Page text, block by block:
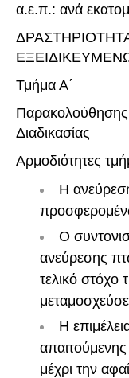
α.ε.π.: ανά
Τμήμα Α΄
Παρακολούθησης
Διαδικασίας
Αρμοδιότητες
Η
Ο
ανεύρεσης
τελικό
Η
μέχρι την